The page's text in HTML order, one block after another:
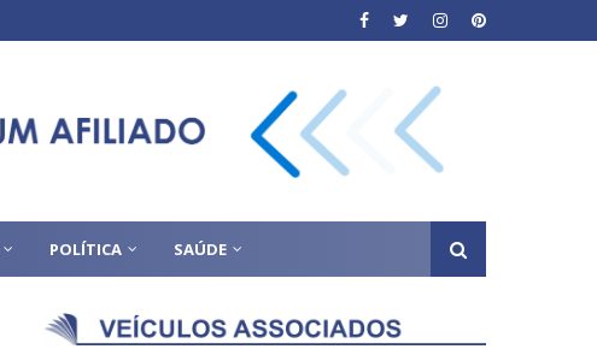
POLÍTICA SAÚDE